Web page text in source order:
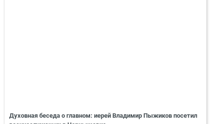
Духовная беседа о главном: иерей Владимир Пыжиков посетил